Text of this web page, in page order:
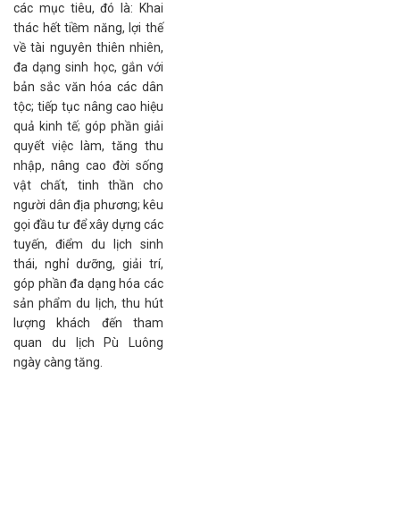
các mục tiêu, đó là: Khai
thác hết tiềm năng, lợi thế
về tài nguyên thiên nhiên,
đa dạng sinh học, gắn với
bản sắc văn hóa các dân
tộc; tiếp tục nâng cao hiệu
quả kinh tế; góp phần giải
quyết việc làm, tăng thu
nhập, nâng cao đời sống
vật chất, tinh thần cho
người dân địa phương; kêu
gọi đầu tư để xây dựng các
tuyến, điểm du lịch sinh
thái, nghỉ dưỡng, giải trí,
góp phần đa dạng hóa các
sản phẩm du lịch, thu hút
lượng khách đến tham
quan du lịch Pù Luông
ngày càng tăng.